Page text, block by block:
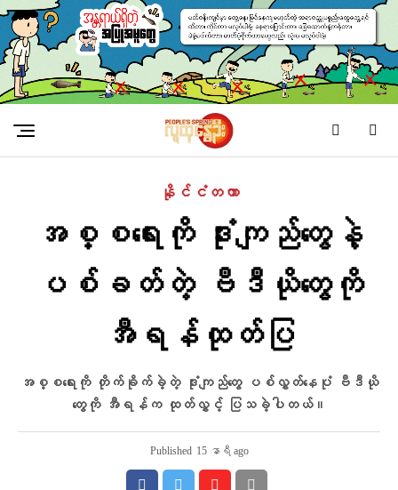
နိုင်ငံတကာ
အစ္စရေးကို ဒုံးကျည်တွေနဲ့
ပစ်ခတ်တဲ့ ဗီဒီယိုတွေကို
အီရန်ထုတ်ပြ
အစ္စရေးကို တိုက်ခိုက်ခဲ့တဲ့ ဒုံးကျည်တွေ ပစ်လွှတ်နေပုံ ဗီဒီယို
တွေကို အီရန်က ထုတ်လွှင့် ပြသခဲ့ပါတယ်။
Published 15 နာရီ ago